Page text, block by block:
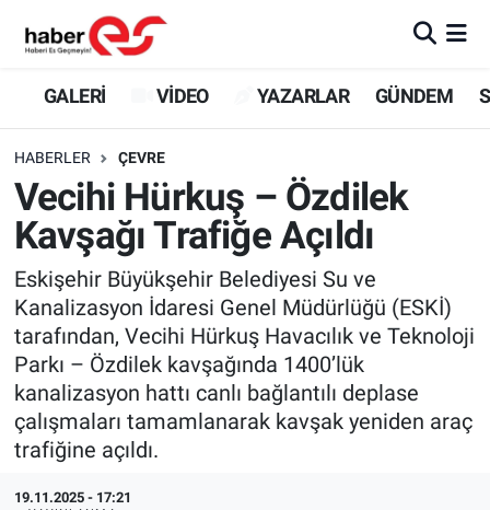
GALERİ VİDEO YAZARLAR GÜNDEM
HABERLER ÇEVRE
Vecihi Hürkuş – Özdilek
Kavşağı Trafiğe Açıldı
Eskişehir Büyükşehir Belediyesi Su ve
Kanalizasyon İdaresi Genel Müdürlüğü (ESKİ)
tarafından, Vecihi Hürkuş Havacılık ve Teknoloji
Parkı – Özdilek kavşağında 1400’lük
kanalizasyon hattı canlı bağlantılı deplase
çalışmaları tamamlanarak kavşak yeniden araç
trafiğine açıldı.
19.11.2025 - 17:21
GALERİ
YAZARLAR
GÜNDEM
SİYASET
TEKNOLOJİ
EKONOMİ
Eskişehir Nöbetçi Eczaneler
Eskişehir Trafik Yoğunluk Haritası
Süper Lig Puan Durumu ve Fikstür
Tüm Manşetler
Son Dakika Haberleri
Haber Arşivi